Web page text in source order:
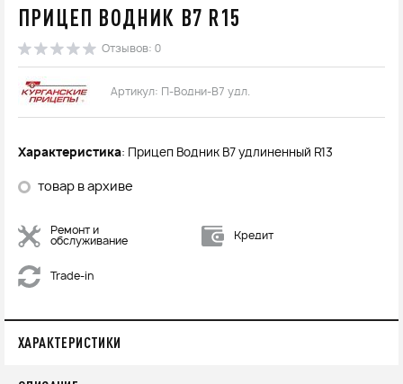
ПРИЦЕП ВОДНИК В7 R15
Отзывов: 0
Артикул: П-Водни-В7 удл.
Характеристика: Прицеп Водник В7 удлиненный R13
товар в архиве
Ремонт и
обслуживание
Кредит
Trade-in
ХАРАКТЕРИСТИКИ